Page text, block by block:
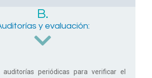
B.
y evaluación:
auditorías periódicas para verificar el